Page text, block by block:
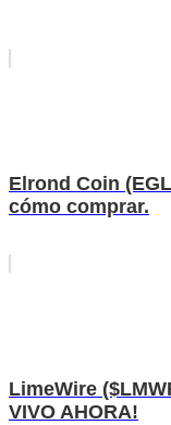
Elrond Coin
cómo comprar.
LimeWire
VIVO AHORA!